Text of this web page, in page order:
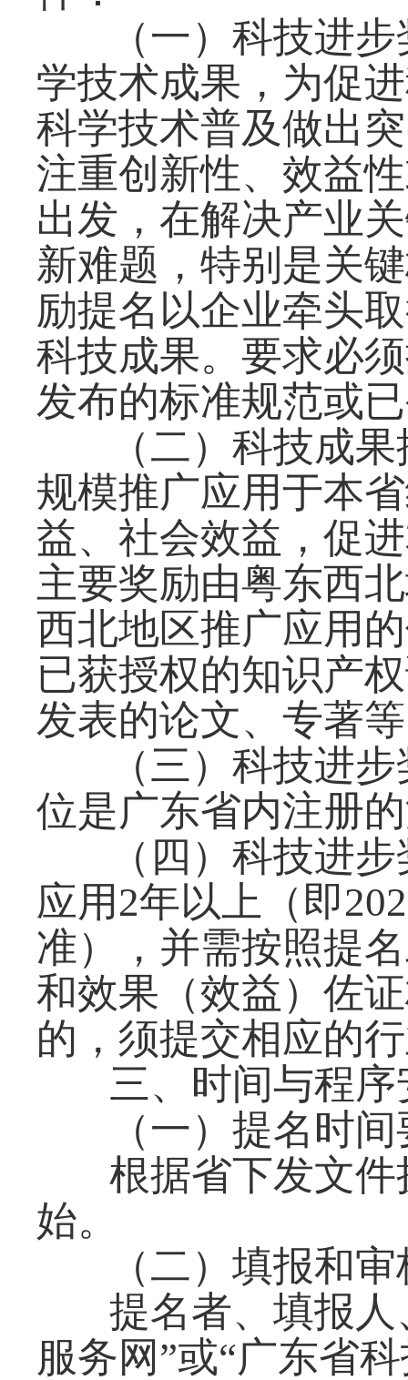
（一）科技进
学技术成果，为促
科学技术普及做出
注重创新性、效益
出发，在解决产业
新难题，特别是关
励提名以企业牵头
科技成果。要求必
发布的标准规范或
（二）科技成
规模推广应用于本
益、社会效益，促
主要奖励由粤东西
西北地区推广应用
已获授权的知识产
发表的论文、专著
（三）科技进
位是广东省内注册
（四）科技进
应用2年以上（即
准），并需按照提
和效果（效益）佐
的，须提交相应的
三、时间与程序
（一）提名时
根据省下发文
始。
（二）填报和
提名者、填报
服务网”或“广东省